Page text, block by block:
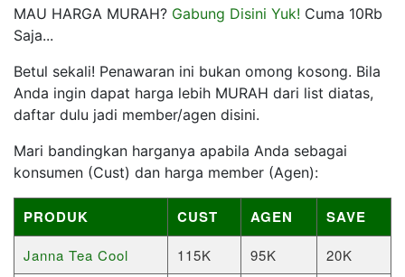
MAU HARGA MURAH? Gabung Disini Yuk! Cuma 10Rb
Saja...
Betul sekali! Penawaran ini bukan omong kosong. Bila
Anda ingin dapat harga lebih MURAH dari list diatas,
daftar dulu jadi member/agen disini.
Mari bandingkan harganya apabila Anda sebagai
konsumen (Cust) dan harga member (Agen):
PRODUK CUST AGEN SAVE
Janna Tea Cool 115K 95K
20K